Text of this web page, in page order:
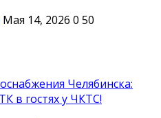
Мая 14, 2026 0 50